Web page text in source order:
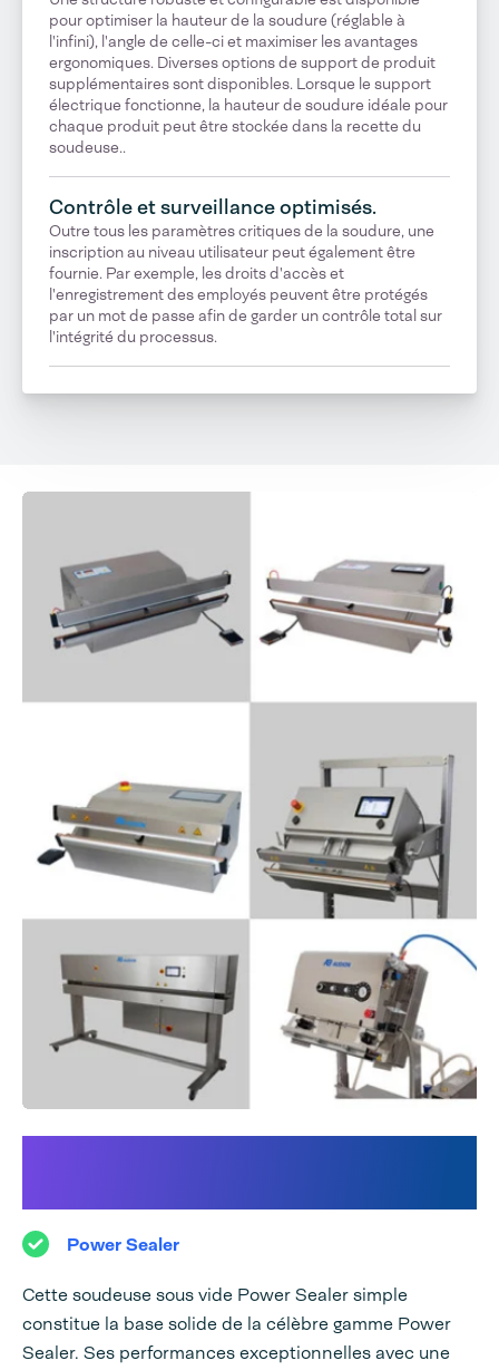
pour optimiser la hauteur de la soudure (réglable à
l'infini), l'angle de celle-ci et maximiser les avantages
ergonomiques. Diverses options de support de produit
supplémentaires sont disponibles. Lorsque le support
électrique fonctionne, la hauteur de soudure idéale pour
chaque produit peut être stockée dans la recette du
soudeuse..
Contrôle et surveillance optimisés.
Outre tous les paramètres critiques de la soudure, une
inscription au niveau utilisateur peut également être
fournie. Par exemple, les droits d'accès et
l'enregistrement des employés peuvent être protégés
par un mot de passe afin de garder un contrôle total sur
l'intégrité du processus.
Power Sealer
Cette soudeuse sous vide Power Sealer simple
constitue la base solide de la célèbre gamme Power
Sealer. Ses performances exceptionnelles avec une